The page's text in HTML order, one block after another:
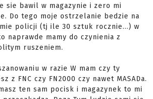
sie bawil w magazynie i zero mi
Do tego moje ostrzelanie bedzie na
policji (tj ile 30 sztuk rocznie...) w
naprawde mamy do czynienia z
ruszeniem.
w razie W mam czy ty
z FNC czy FN2000 czy nawet MASADa.
ten sam pocisk i magazynek to mi